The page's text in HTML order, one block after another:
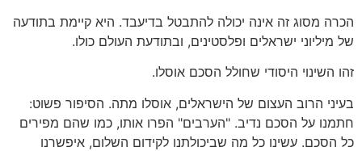
הכרה מסוג זה אינה יכולה להתבטל בדיעבד. היא קיימת בתודעה
של מיליוני ישראלים ופלסטינים, ובתודעת העולם כולו.
זהו השינוי היסודי שחולל הסכם אוסלו.
בעיני הרוב העצום של הישראלים, אוסלו מתה. הסיפור פשוט:
חתמנו על הסכם נדיב. "הערבים" הפרו אותו, כמו שהם מפירים
כל הסכם. עשינו כל מה שביכולתנו לקידום השלום, איפשרנו